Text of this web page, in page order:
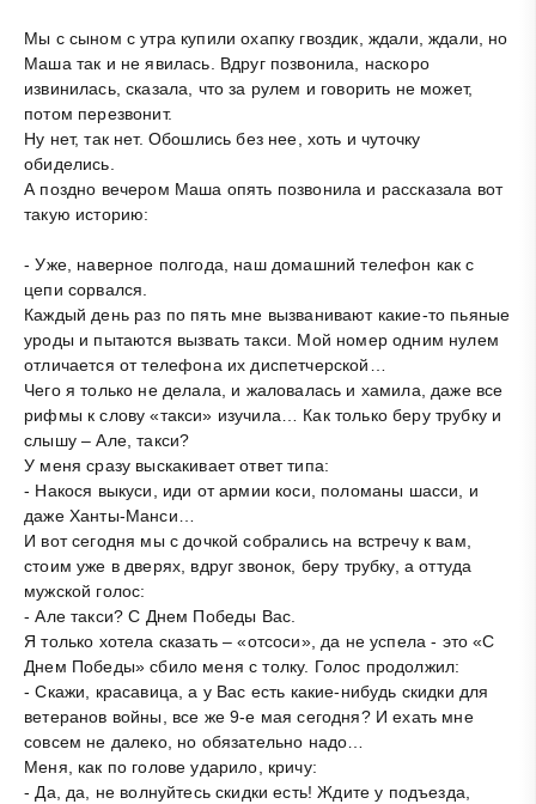
Мы с сыном с утра купили охапку гвоздик, ждали, ждали, но
Маша так и не явилась. Вдруг позвонила, наскоро
извинилась, сказала, что за рулем и говорить не может,
потом перезвонит.
Ну нет, так нет. Обошлись без нее, хоть и чуточку
обиделись.
А поздно вечером Маша опять позвонила и рассказала вот
такую историю:
- Уже, наверное полгода, наш домашний телефон как с
цепи сорвался.
Каждый день раз по пять мне вызванивают какие-то пьяные
уроды и пытаются вызвать такси. Мой номер одним нулем
отличается от телефона их диспетчерской…
Чего я только не делала, и жаловалась и хамила, даже все
рифмы к слову «такси» изучила… Как только беру трубку и
слышу – Але, такси?
У меня сразу выскакивает ответ типа:
- Накося выкуси, иди от армии коси, поломаны шасси, и
даже Ханты-Манси…
И вот сегодня мы с дочкой собрались на встречу к вам,
стоим уже в дверях, вдруг звонок, беру трубку, а оттуда
мужской голос:
- Але такси? С Днем Победы Вас.
Я только хотела сказать – «отсоси», да не успела - это «С
Днем Победы» сбило меня с толку. Голос продолжил:
- Скажи, красавица, а у Вас есть какие-нибудь скидки для
ветеранов войны, все же 9-е мая сегодня? И ехать мне
совсем не далеко, но обязательно надо…
Меня, как по голове ударило, кричу:
- Да, да, не волнуйтесь скидки есть! Ждите у подъезда,